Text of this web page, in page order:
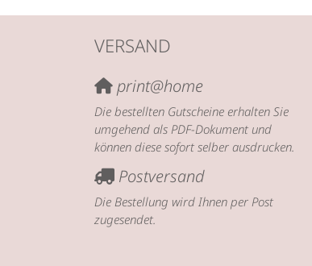
VERSAND
print@home
Die bestellten Gutscheine erhalten Sie
umgehend als PDF-Dokument und
können diese sofort selber ausdrucken.
Postversand
Die Bestellung wird Ihnen per Post
zugesendet.